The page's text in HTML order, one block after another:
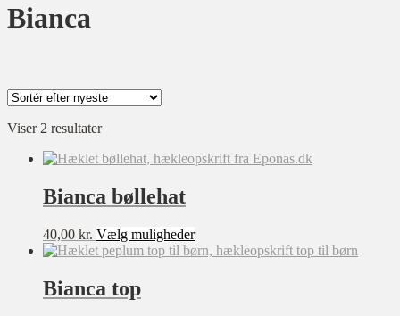
Bianca
Kategori
Ukategoriseret
Baby
Bolig
Børn
Opskrift-pakker
Viser 2 resultaterSorteret
seneste
Bianca bøllehat
40,00 kr. Vælg mulighederDette
vare
Bianca top